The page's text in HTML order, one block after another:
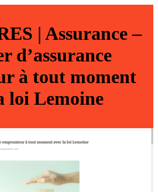
| Assurance –
d’assurance
à tout moment
loi Lemoine